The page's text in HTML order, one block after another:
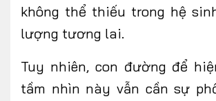
không thể thiếu trong hệ
lượng tương lai.
Tuy nhiên, con đường để
tầm nhìn này vẫn cần sự